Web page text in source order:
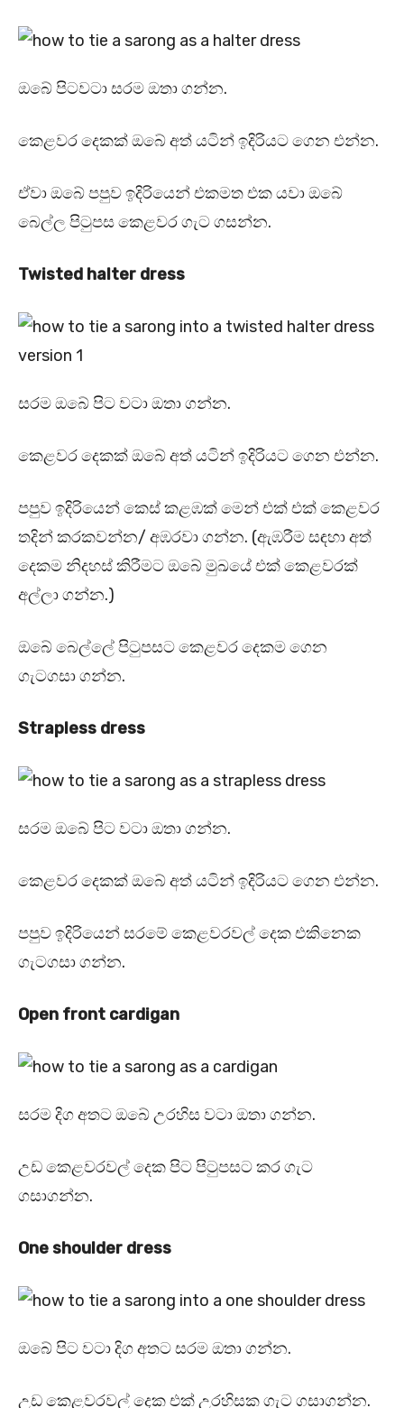
ඔබේ පිටවටා සරම ඔතා ගන්න.
කෙළවර දෙකක් ඔබේ අත් යටින් ඉදිරියට ගෙන එන්න.
ඒවා ඔබේ පපුව ඉදිරියෙන් එකමත එක යවා ඔබේ
බෙල්ල පිටුපස කෙළවර ගැට ගසන්න.
Twisted halter dress
සරම ඔබේ පිට වටා ඔතා ගන්න.
කෙළවර දෙකක් ඔබේ අත් යටින් ඉදිරියට ගෙන එන්න.
පපුව ඉදිරියෙන් කෙස් කළඹක් මෙන් එක් එක් කෙළවර
තදින් කරකවන්න/ අඹරවා ගන්න. (ඇඹරීම සඳහා අත්
දෙකම නිදහස් කිරීමට ඔබේ මුඛයේ එක් කෙළවරක්
අල්ලා ගන්න.)
ඔබේ බෙල්ලේ පිටුපසට කෙළවර දෙකම ගෙන
ගැටගසා ගන්න.
Strapless dress
සරම ඔබේ පිට වටා ඔතා ගන්න.
කෙළවර දෙකක් ඔබේ අත් යටින් ඉදිරියට ගෙන එන්න.
පපුව ඉදිරියෙන් සරමේ කෙළවරවල් දෙක එකිනෙක
ගැටගසා ගන්න.
Open front cardigan
සරම දිග අතට ඔබේ උරහිස වටා ඔතා ගන්න.
උඩ කෙළවරවල් දෙක පිට පිටුපසට කර ගැට
ගසාගන්න.
One shoulder dress
ඔබේ පිට වටා දිග අතට සරම ඔතා ගන්න.
උඩ කෙළවරවල් දෙක එක් උරහිසක ගැට ගසාගන්න.